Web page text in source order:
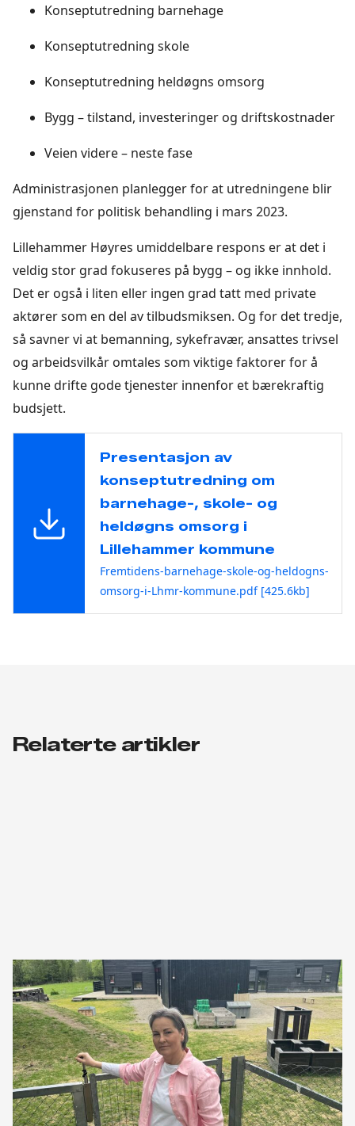
Konseptutredning barnehage
Konseptutredning skole
Konseptutredning heldøgns omsorg
Bygg – tilstand, investeringer og driftskostnader
Veien videre – neste fase
Administrasjonen planlegger for at utredningene blir
gjenstand for politisk behandling i mars 2023.
Lillehammer Høyres umiddelbare respons er at det i
veldig stor grad fokuseres på bygg – og ikke innhold.
Det er også i liten eller ingen grad tatt med private
aktører som en del av tilbudsmiksen. Og for det tredje,
så savner vi at bemanning, sykefravær, ansattes trivsel
og arbeidsvilkår omtales som viktige faktorer for å
kunne drifte gode tjenester innenfor et bærekraftig
budsjett.
Presentasjon av
konseptutredning om
barnehage-, skole- og
heldøgns omsorg i
Lillehammer kommune
Fremtidens-barnehage-skole-og-heldogns-
omsorg-i-Lhmr-kommune.pdf [425.6kb]
Relaterte artikler